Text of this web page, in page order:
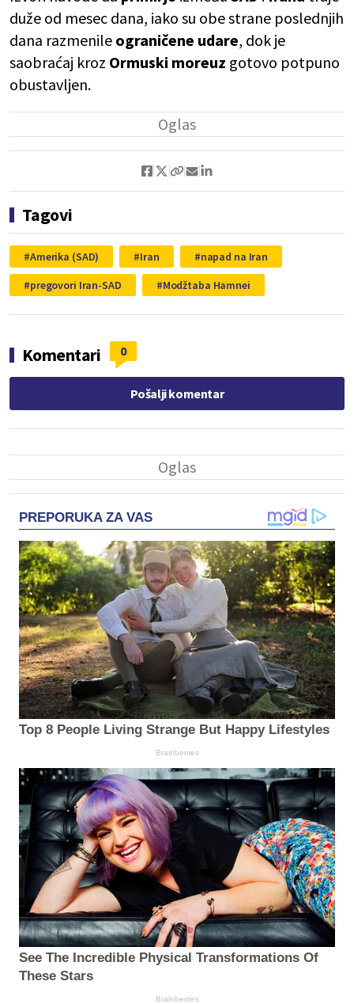
duže od mesec dana, iako su obe strane poslednjih
dana razmenile ograničene udare, dok je
saobraćaj kroz Ormuski moreuz gotovo potpuno
obustavljen.
Tagovi
Amerika (SAD) Iran
napad na Iran
pregovori Iran-SAD
Modžtaba Hamnei
Komentari 0
Pošalji komentar
PREPORUKA ZA VAS
Top 8 People Living Strange But Happy Lifestyles
Brainberries
See The Incredible Physical Transformations Of
These Stars
Brainberries